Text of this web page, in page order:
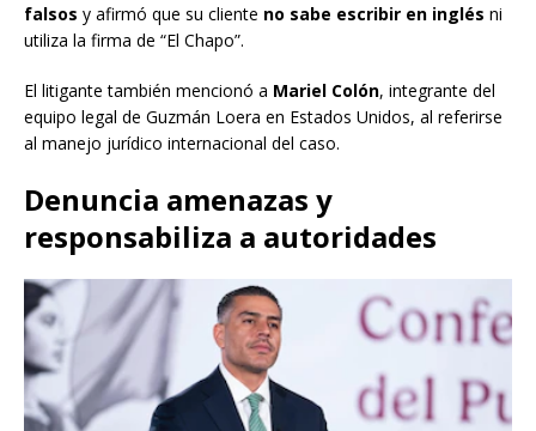
falsos y afirmó que su cliente no sabe escribir en inglés ni
utiliza la firma de “El Chapo”.
El litigante también mencionó a Mariel Colón, integrante del
equipo legal de Guzmán Loera en Estados Unidos, al referirse
al manejo jurídico internacional del caso.
Denuncia amenazas y
responsabiliza a autoridades